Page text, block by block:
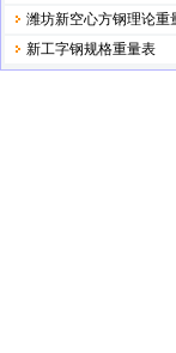
潍坊新空心方钢理论
新工字钢规格重量表